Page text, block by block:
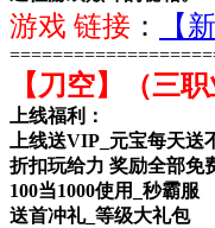
游戏 链接 ： 【
【刀空】（三
上线福利：
上线送VIP_元宝每天送
折扣玩给力 奖励全部免
100当1000使用_秒霸服
送首冲礼_等级大礼包